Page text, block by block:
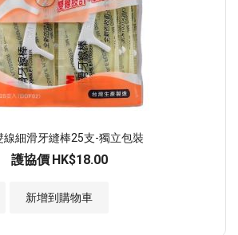
線細滑牙縫棒25支-獨立包裝
護協價 HK$18.00
新增到購物車
至願望清單